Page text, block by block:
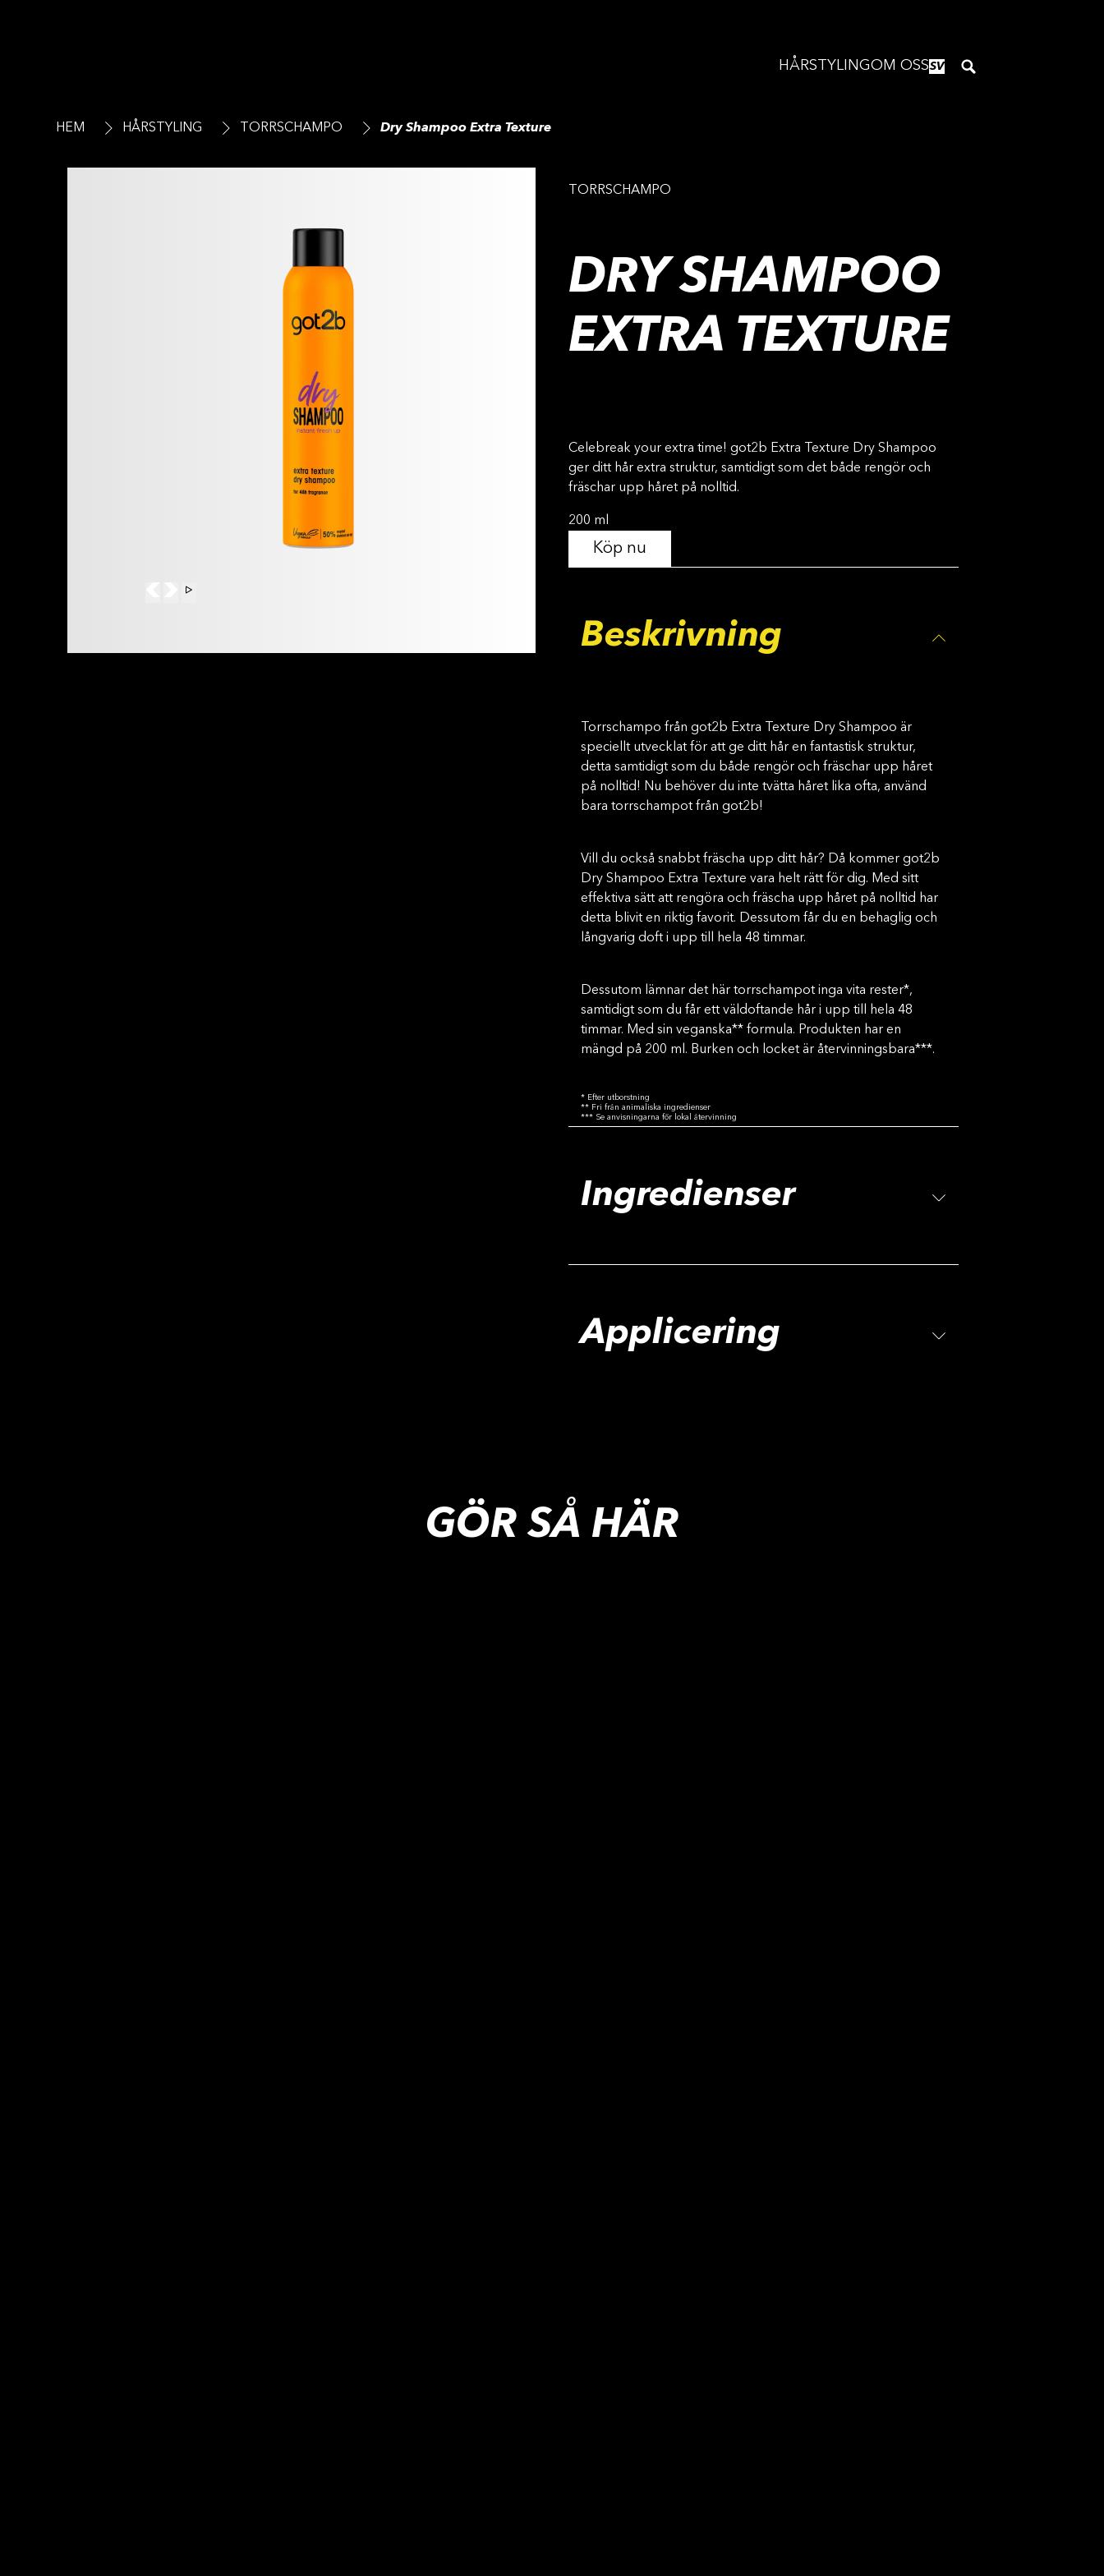
HÅRSTYLINGOM OSSSV
HEM HÅRSTYLING TORRSCHAMPO Dry Shampoo Extra Texture
TORRSCHAMPO
DRY SHAMPOO
EXTRA TEXTURE
Celebreak your extra time! got2b Extra Texture Dry Shampoo
ger ditt hår extra struktur, samtidigt som det både rengör och
fräschar upp håret på nolltid.
200 ml
Köp nu
Beskrivning
Torrschampo från got2b Extra Texture Dry Shampoo är
speciellt utvecklat för att ge ditt hår en fantastisk struktur,
detta samtidigt som du både rengör och fräschar upp håret
på nolltid! Nu behöver du inte tvätta håret lika ofta, använd
bara torrschampot från got2b!
Vill du också snabbt fräscha upp ditt hår? Då kommer got2b
Dry Shampoo Extra Texture vara helt rätt för dig. Med sitt
effektiva sätt att rengöra och fräscha upp håret på nolltid har
detta blivit en riktig favorit. Dessutom får du en behaglig och
långvarig doft i upp till hela 48 timmar.
Dessutom lämnar det här torrschampot inga vita rester*,
samtidigt som du får ett väldoftande hår i upp till hela 48
timmar. Med sin veganska** formula. Produkten har en
mängd på 200 ml. Burken och locket är återvinningsbara***.
* Efter utborstning
** Fri från animaliska ingredienser
*** Se anvisningarna för lokal återvinning
Ingredienser
Applicering
GÖR SÅ HÄR